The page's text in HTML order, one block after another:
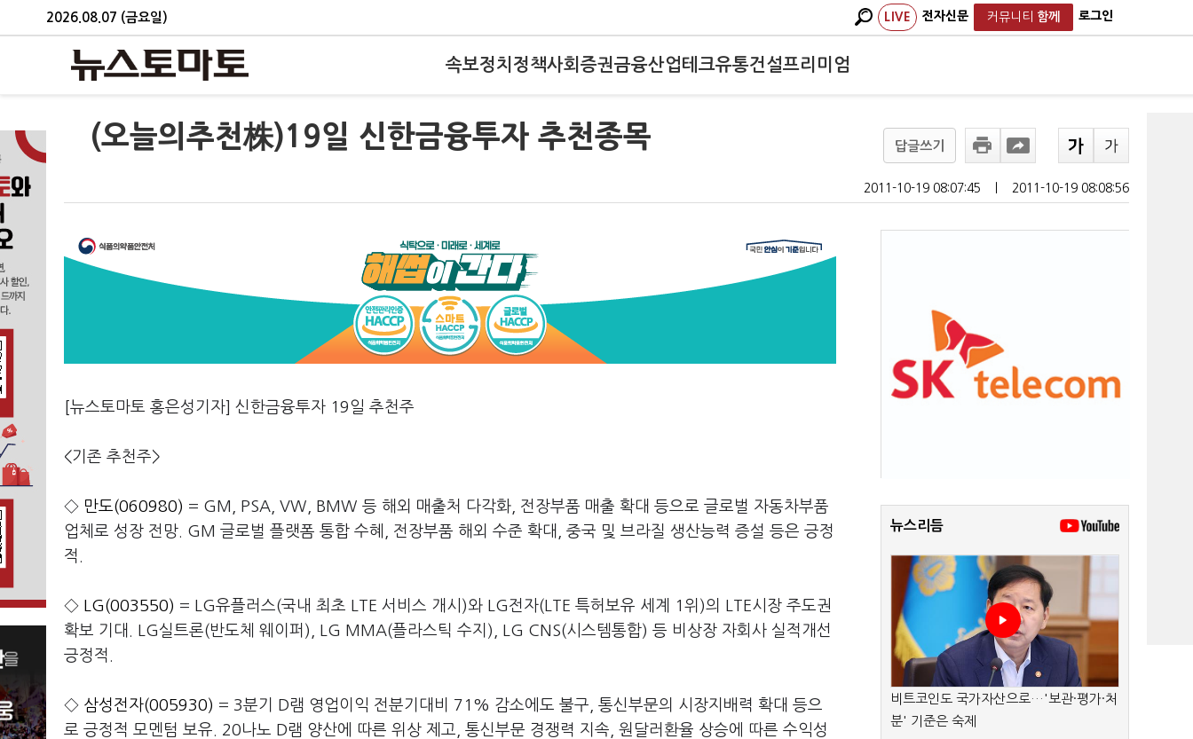
2026.08.07 (금요일) LIVE 전자신문 커뮤니티 함께 로그인
속보정치 정책사회 증권금융산업테크유통건설프리미엄
(오늘의추천株)19일 신한금융투자 추천종목 답글쓰기
2011-10-19 08:07:45 2011-10-19 08:08:56
[뉴스토마토 홍은성기자] 신한금융투자 19일 추천주
<기존 추천주>
◇ 만도(060980) = GM, PSA, VW, BMW 등 해외 매출처 다각화, 전장부품 매출 확대 등으로 글로벌 자동차부품
업체로 성장 전망. GM 글로벌 플랫폼 통합 수혜, 전장부품 해외 수준 확대, 중국 및 브라질 생산능력 증설 등은 긍정
적.
◇ LG(003550) = LG유플러스(국내 최초 LTE 서비스 개시)와 LG전자(LTE 특허보유 세계 1위)의 LTE시장 주도권
확보 기대. LG실트론(반도체 웨이퍼), LG MMA(플라스틱 수지), LG CNS(시스템통합) 등 비상장 자회사 실적개선
긍정적.
◇ 삼성전자(005930) = 3분기 D램 영업이익 전분기대비 71% 감소에도 불구, 통신부문의 시장지배력 확대 등으
로 긍정적 모멘텀 보유. 20나노 D램 양산에 따른 위상 제고, 통신부문 경쟁력 지속, 원달러환율 상승에 따른 수익성
뉴스리듬
비트코인도 국가자산으로…'보관·평가·처
분' 기준은 숙제